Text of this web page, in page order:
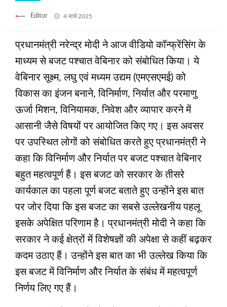
Editor
Posted
4 मार्च 2025
प्रधानमंत्री नरेन्द्र मोदी ने आज वीडियो कॉन्फ्रेंसिंग के
माध्यम से बजट पश्चात वेबिनार को संबोधित किया। ये
वेबिनार सूक्ष्म, लघु एवं मध्यम उद्यम (एमएसएमई) को
विकास का इंजन बनाने, विनिर्माण, निर्यात और परमाणु
ऊर्जा मिशन, विनियामक, निवेश और व्यापार करने में
आसानी जैसे विषयों पर आयोजित किए गए। इस अवसर
पर उपस्थित लोगों को संबोधित करते हुए प्रधानमंत्री ने
कहा कि विनिर्माण और निर्यात पर बजट पश्चात वेबिनार
बहुत महत्वपूर्ण हैं। इस बजट को सरकार के तीसरे
कार्यकाल का पहला पूर्ण बजट बताते हुए उन्होंने इस बात
पर जोर दिया कि इस बजट का सबसे उल्लेखनीय पहलू
इसके अपेक्षित परिणाम है। प्रधानमंत्री मोदी ने कहा कि
सरकार ने कई क्षेत्रों में विशेषज्ञों की अपेक्षा से कहीं बढ़कर
कदम उठाए हैं। उन्होंने इस बात का भी उल्‍लेख किया कि
इस बजट में विनिर्माण और निर्यात के संबंध में महत्वपूर्ण
निर्णय लिए गए हैं।